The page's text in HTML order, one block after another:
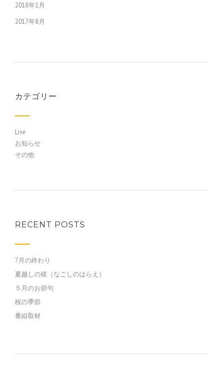
2018年1月
2017年8月
カテゴリー
Live
お知らせ
その他
RECENT POSTS
7月の終わり
夏越しの祓（なごしのはらえ）
５月のお節句
桜の季節
番組取材